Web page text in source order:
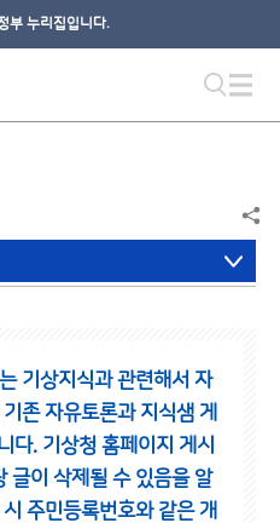
부 누리집입니다.
기상지식과 관련해서 자
기존 자유토론과 지식샘 게
다. 기상청 홈페이지 게시
글이 삭제될 수 있음을 알
주민등록번호와 같은 개